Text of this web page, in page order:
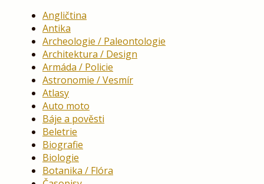
Angličtina
Antika
Archeologie / Paleontologie
Architektura / Design
Armáda / Policie
Astronomie / Vesmír
Atlasy
Auto moto
Báje a pověsti
Beletrie
Biografie
Biologie
Botanika / Flóra